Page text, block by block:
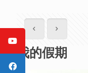
我的假期